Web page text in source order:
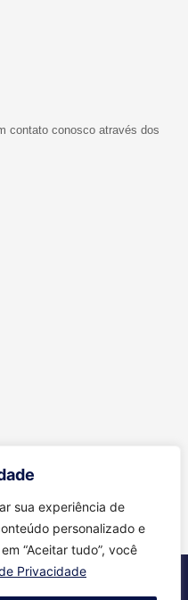
sua experiência de
personalizado e
“Aceitar tudo”, você
Privacidade
contato conosco através dos
Color | CNPJ 15.699.612/0001-